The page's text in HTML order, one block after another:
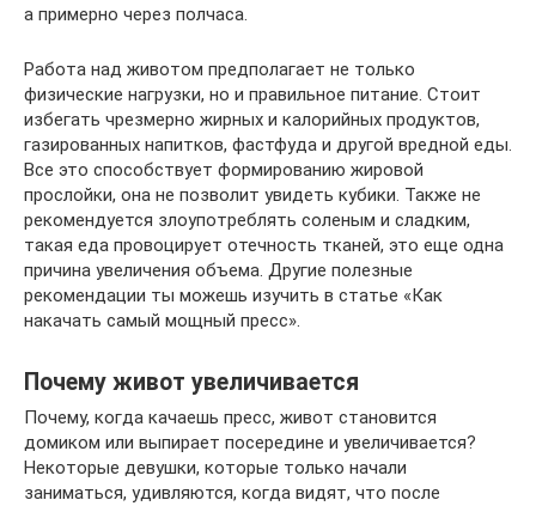
а примерно через полчаса.
Работа над животом предполагает не только
физические нагрузки, но и правильное питание. Стоит
избегать чрезмерно жирных и калорийных продуктов,
газированных напитков, фастфуда и другой вредной еды.
Все это способствует формированию жировой
прослойки, она не позволит увидеть кубики. Также не
рекомендуется злоупотреблять соленым и сладким,
такая еда провоцирует отечность тканей, это еще одна
причина увеличения объема. Другие полезные
рекомендации ты можешь изучить в статье «Как
накачать самый мощный пресс».
Почему живот увеличивается
Почему, когда качаешь пресс, живот становится
домиком или выпирает посередине и увеличивается?
Некоторые девушки, которые только начали
заниматься, удивляются, когда видят, что после